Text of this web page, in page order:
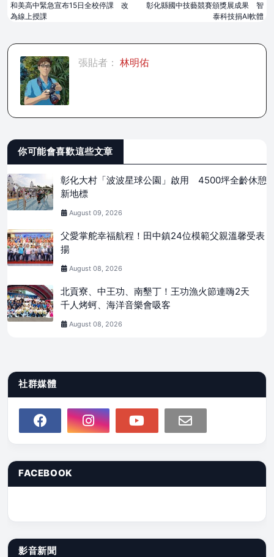
彰化縣國中技藝競賽頒獎展成果 智
泰科技捐AI軟體
和美高中緊急宣布15日全校停課 改
為線上授課
張貼者： 林明佑
你可能會喜歡這些文章
彰化大村「波波星球公園」啟用 4500坪全齡休憩
新地標
August 09, 2026
父愛掌舵幸福航程！田中鎮24位模範父親溫馨受表
揚
August 08, 2026
北貢寮、中王功、南墾丁！王功漁火節連嗨2天
千人烤蚵、海洋音樂會吸客
August 08, 2026
社群媒體
FACEBOOK
影音新聞